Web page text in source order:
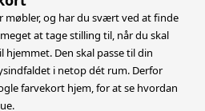
møbler, og har du svært ved at finde
at tage stilling til, når du skal
Den skal passe til din
i netop dét rum. Derfor
farvekort hjem, for at se hvordan